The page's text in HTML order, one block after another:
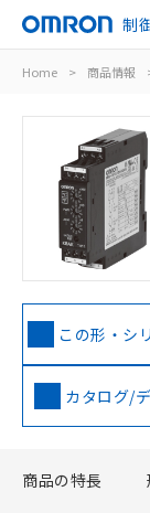
制
Home > 商品情報
この形・シ
カタログ/
商品の特長